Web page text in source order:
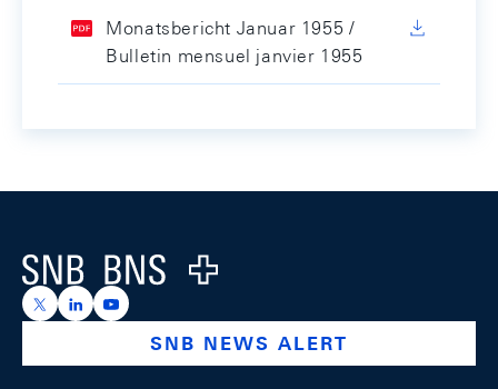
Monatsbericht Januar 1955 /
Bulletin mensuel janvier 1955
Logo
https://x.com/snb_bns
https://ch.linkedin.com/company/swiss-national-
https://www.youtube.com/@swissnationalbank
SNB NEWS ALERT